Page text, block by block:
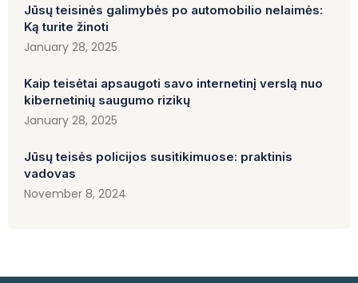
Jūsų teisinės galimybės po automobilio nelaimės:
Ką turite žinoti
January 28, 2025
Kaip teisėtai apsaugoti savo internetinį verslą nuo
kibernetinių saugumo rizikų
January 28, 2025
Jūsų teisės policijos susitikimuose: praktinis
vadovas
November 8, 2024